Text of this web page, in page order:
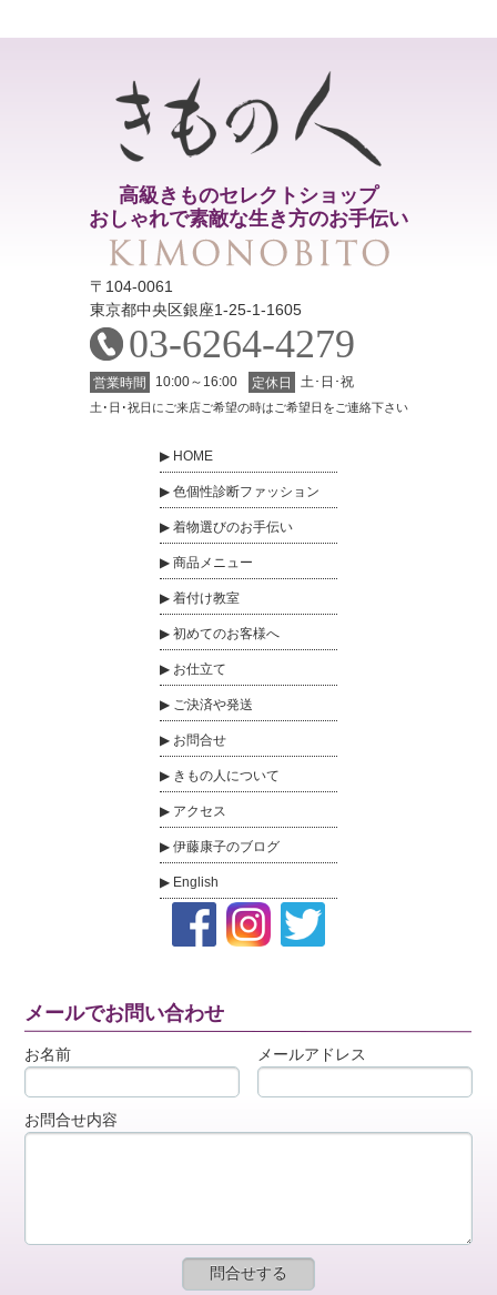
高級きものセレクトショップ
おしゃれで素敵な生き方のお手伝い
〒104-0061
東京都中央区銀座1-25-1-1605
03-6264-4279
営業時間 10:00～16:00 定休日 土･日･祝
土･日･祝日にご来店ご希望の時はご希望日をご連絡下さい
HOME
色個性診断ファッション
着物選びのお手伝い
商品メニュー
着付け教室
初めてのお客様へ
お仕立て
ご決済や発送
お問合せ
きもの人について
アクセス
伊藤康子のブログ
English
メールでお問い合わせ
お名前 メールアドレス
お問合せ内容